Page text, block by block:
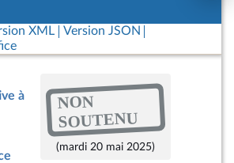
XML
Version JSON
à
NON
SOUTENU
(mardi 20 mai 2025)